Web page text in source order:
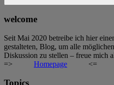
Suchen
welcome
Seit Mai 2020 betreibe ich hier
gestalteten, Blog, um alle
Diskussion zu stellen – freue mich
=> Homepage <=
Topics